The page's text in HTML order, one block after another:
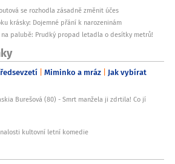
se rozhodla zásadně změnit účes
krásky: Dojemné přání k narozeninám
palubě: Prudký propad letadla o desítky metrů!
Miminko a mráz Jak vybírat
Burešová (80) - Smrt manžela ji zdrtila! Co jí
kultovní letní komedie